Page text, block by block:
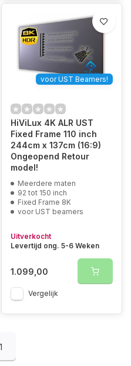
voor UST Beamers!
HiViLux 4K ALR UST
Fixed Frame 110 inch
244cm x 137cm (16:9)
Ongeopend Retour
model!
Meerdere maten
92 tot 150 inch
Fixed Frame 8K
voor UST beamers
Uitverkocht
Levertijd ong. 5-6 Weken
1.099,00
Vergelijk
1